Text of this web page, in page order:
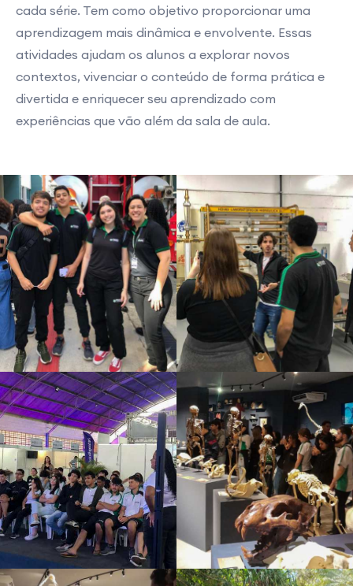
cada série. Tem como objetivo proporcionar uma
aprendizagem mais dinâmica e envolvente. Essas
atividades ajudam os alunos a explorar novos
contextos, vivenciar o conteúdo de forma prática e
divertida e enriquecer seu aprendizado com
experiências que vão além da sala de aula.